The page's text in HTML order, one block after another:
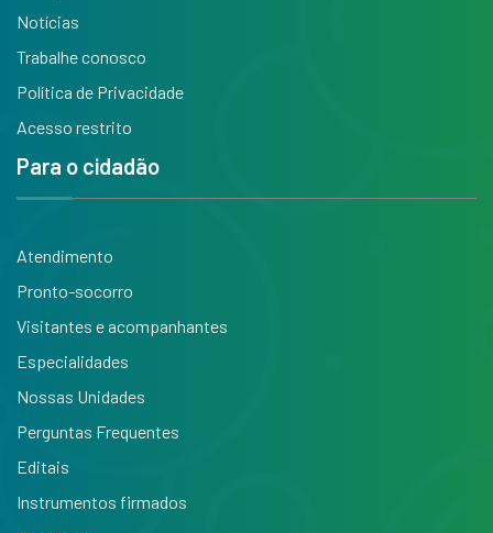
Notícias
Trabalhe conosco
Política de Privacidade
Acesso restrito
Para o cidadão
Atendimento
Pronto-socorro
Visitantes e acompanhantes
Especialidades
Nossas Unidades
Perguntas Frequentes
Editais
Instrumentos firmados